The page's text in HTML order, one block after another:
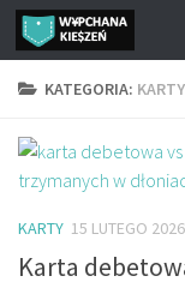
Przejdź do treści
KATEGORIA: KARTY
KARTY 15 LUTEGO 2026
Karta